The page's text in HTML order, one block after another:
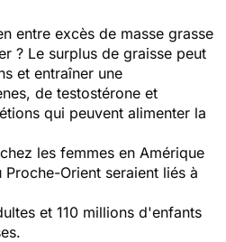
entre excès de masse grasse
? Le surplus de graisse peut
et entraîner une
de testostérone et
qui peuvent alimenter la
les femmes en Amérique
Orient seraient liés à
et 110 millions d'enfants